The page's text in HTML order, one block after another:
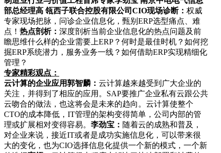
部总经理高 瓴西子联合控股有限公司CIO​现场诊断： 权威
专家现场把脉，问诊企业信息化，甄别ERP选型痛点、难
点！ 热点剖析： 深度剖析当前企业信息化的热点问题及前
瞻思维什么样的企业需要上ERP？何时是最佳时机？如何挖
掘ERP系统潜力，服务业务一线？如何借助ERP实现精细化
管理？
专家精彩观点：
云计算的企业应用郭智麟： 云计算越来越受到广大企业的
关注，并得到了相应的应用。SAP要推广企业私有云跟公共
云吻合的做法，也这将会是未来的趋向。云计算使整个
CTO的成本降低，IT管理的架构变得简单，公司内部的管
理或扩展相对变得容易。 李劲宝： 随着云的成熟和普及，
对企业来说，接近IT或者是成功实施信息化，可以带来很
大的变化，也为CIO选择信息化提供一个新的模式，一个新